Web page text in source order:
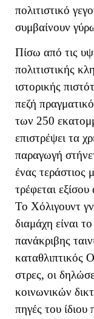
πολιτιστικό
συμβαίνουν
Πίσω από τις
πολιτιστικής
ιστορικής
πεζή
των 250
επιστρέψει τα
παραγωγή
ένας τεράστιος
τρέφεται
Το Χόλιγουντ
διαμάχη είναι
πανάκριβης
καταθλιπτικός
στρες, οι
κοινωνικών
πηγές του ίδιου